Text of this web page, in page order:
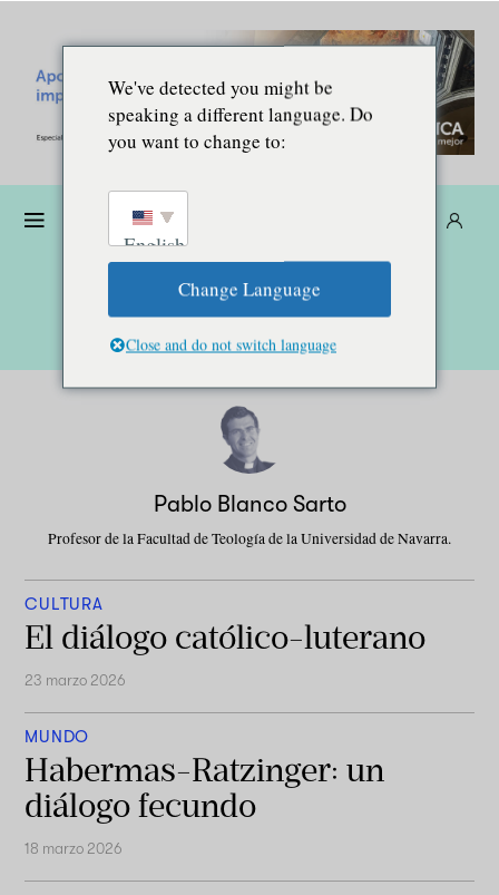
Pablo Blanco Sarto
Profesor de la Facultad de Teología de la Universidad de Navarra.
CULTURA
El diálogo católico-luterano
23 marzo 2026
MUNDO
Habermas-Ratzinger: un
diálogo fecundo
18 marzo 2026
We've detected you might be
speaking a different language. Do
you want to change to:
English
Change Language
Close and do not switch language